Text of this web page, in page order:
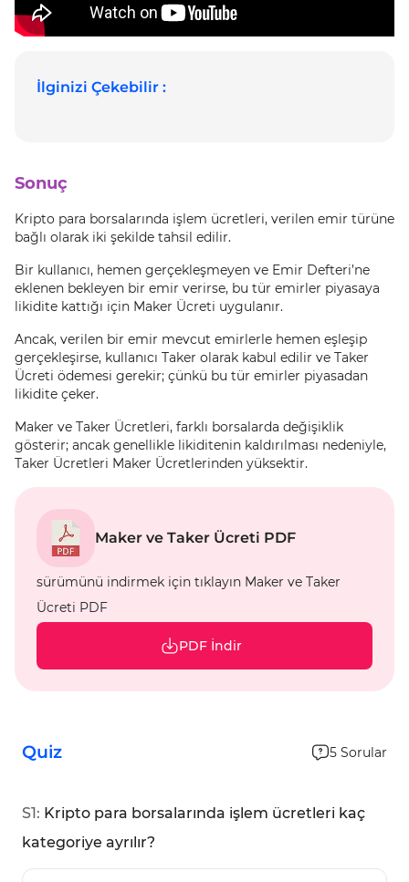
İlginizi Çekebilir :
Sonuç
Kripto para borsalarında işlem ücretleri, verilen emir türüne
bağlı olarak iki şekilde tahsil edilir.
Bir kullanıcı, hemen gerçekleşmeyen ve Emir Defteri’ne
eklenen bekleyen bir emir verirse, bu tür emirler piyasaya
likidite kattığı için Maker Ücreti uygulanır.
Ancak, verilen bir emir mevcut emirlerle hemen eşleşip
gerçekleşirse, kullanıcı Taker olarak kabul edilir ve Taker
Ücreti ödemesi gerekir; çünkü bu tür emirler piyasadan
likidite çeker.
Maker ve Taker Ücretleri, farklı borsalarda değişiklik
gösterir; ancak genellikle likiditenin kaldırılması nedeniyle,
Taker Ücretleri Maker Ücretlerinden yüksektir.
Maker ve Taker Ücreti PDF
sürümünü indirmek için tıklayın Maker ve Taker
Ücreti PDF
PDF İndir
Quiz 5 Sorular
S1: Kripto para borsalarında işlem ücretleri kaç
kategoriye ayrılır?